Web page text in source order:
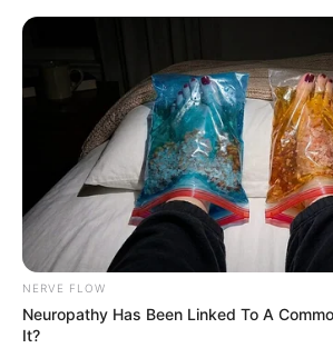
NERVE FLOW
Neuropathy Has Been Linked To A
It?